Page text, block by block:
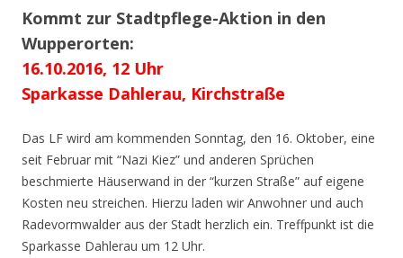
Kommt zur Stadtpflege-Aktion in den
Wupperorten:
16.10.2016, 12 Uhr
Sparkasse Dahlerau, Kirchstraße
Das LF wird am kommenden Sonntag, den 16. Oktober, eine
seit Februar mit “Nazi Kiez” und anderen Sprüchen
beschmierte Häuserwand in der “kurzen Straße” auf eigene
Kosten neu streichen. Hierzu laden wir Anwohner und auch
Radevormwalder aus der Stadt herzlich ein. Treffpunkt ist die
Sparkasse Dahlerau um 12 Uhr.